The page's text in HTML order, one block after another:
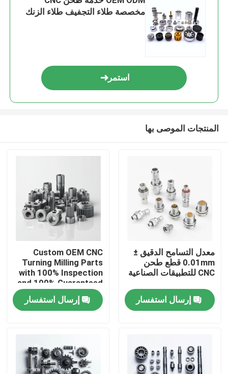
المنزل
فيديوهات
مخصصة طلاء التجفيف طلاء الزنك
استمر
المنتجات الموصى بها
معدل التسامح الدقيق ±
0.01mm قطع طحن
CNC للتطبيقات الصناعية
إرسال استفسار
Custom OEM CNC
Turning Milling Parts
with 100% Inspection
and 100% Guaranteed
Precision CNC
Machined Parts
إرسال استفسار